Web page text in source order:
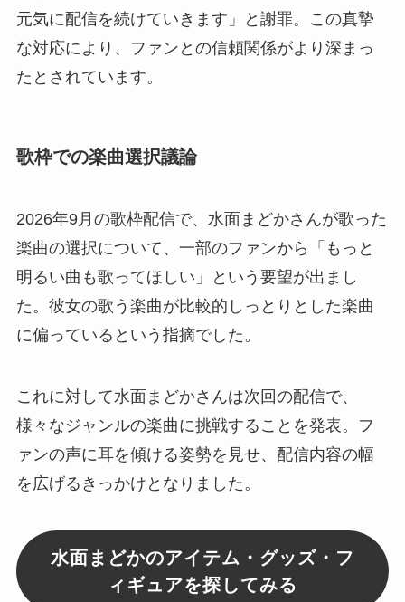
元気に配信を続けていきます」と謝罪。この真摯
な対応により、ファンとの信頼関係がより深まっ
たとされています。
歌枠での楽曲選択議論
2026年9月の歌枠配信で、水面まどかさんが歌った
楽曲の選択について、一部のファンから「もっと
明るい曲も歌ってほしい」という要望が出まし
た。彼女の歌う楽曲が比較的しっとりとした楽曲
に偏っているという指摘でした。
これに対して水面まどかさんは次回の配信で、
様々なジャンルの楽曲に挑戦することを発表。フ
ァンの声に耳を傾ける姿勢を見せ、配信内容の幅
を広げるきっかけとなりました。
水面まどかのアイテム・グッズ・フ
ィギュアを探してみる